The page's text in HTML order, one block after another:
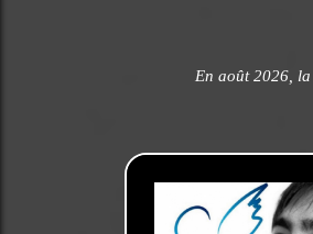
En août 2026,